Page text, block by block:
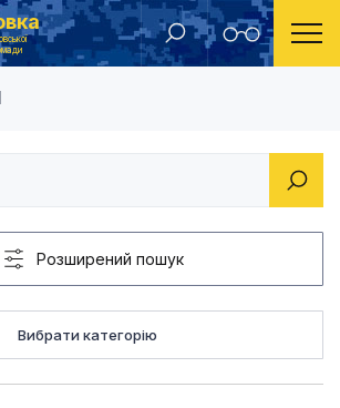
Новокаховської міської ради 2019 рік
Розширений пошук
Вибрати категорію